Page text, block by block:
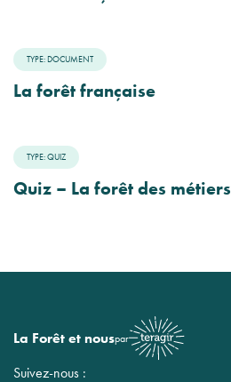
TYPE: DOCUMENT
La forêt française
TYPE: QUIZ
Quiz – La forêt des métiers
La Forêt et nouspar
Suivez-nous :